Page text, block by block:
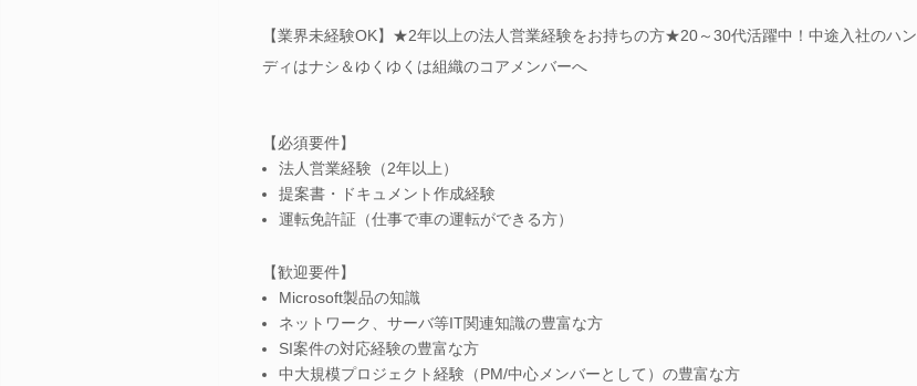
【業界未経験OK】★2年以上の法人営業経験をお持ちの方★20～30代活躍中！中途入社のハン
ディはナシ＆ゆくゆくは組織のコアメンバーへ
【必須要件】
法人営業経験（2年以上）
提案書・ドキュメント作成経験
運転免許証（仕事で車の運転ができる方）
【歓迎要件】
Microsoft製品の知識
ネットワーク、サーバ等IT関連知識の豊富な方
SI案件の対応経験の豊富な方
中大規模プロジェクト経験（PM/中心メンバーとして）の豊富な方